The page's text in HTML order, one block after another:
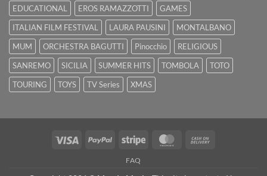
EDUCATIONAL
EROS RAMAZZOTTI
GAMES
ITALIAN FILM FESTIVAL
LAURA PAUSINI
MONTALBANO
MUM
ORCHESTRA BAGUTTI Pinocchio
RELIGIOUS
SANREMO
SICILIA SUMMER HITS TOMBOLA
TOTO
TOURING
TOYS TV Series XMAS
Visa PayPal Stripe MasterCard
FAQ